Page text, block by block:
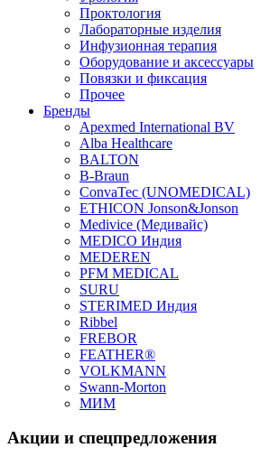
Проктология
Лабораторные изделия
Инфузионная терапия
Оборудование и аксессуары
Повязки и фиксация
Прочее
Бренды
Apexmed International BV
Alba Healthcare
BALTON
B-Braun
ConvaTec (UNOMEDICAL)
ETHICON Jonson&Jonson
Medivice (Медивайс)
MEDICO Индия
MEDEREN
PFM MEDICAL
SURU
STERIMED Индия
Ribbel
FREBOR
FEATHER®
VOLKMANN
Swann-Morton
МИМ
Акции и спецпредложения